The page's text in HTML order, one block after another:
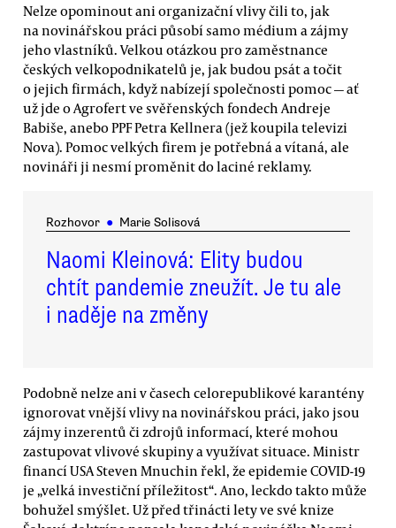
Nelze opominout ani organizační vlivy čili to, jak
na novinářskou práci působí samo médium a zájmy
jeho vlastníků. Velkou otázkou pro zaměstnance
českých velkopodnikatelů je, jak budou psát a točit
o jejich firmách, když nabízejí společnosti pomoc — ať
už jde o Agrofert ve svěřenských fondech Andreje
Babiše, anebo PPF Petra Kellnera (jež koupila televizi
Nova). Pomoc velkých firem je potřebná a vítaná, ale
novináři ji nesmí proměnit do laciné reklamy.
Rozhovor ● Marie Solisová
Naomi Kleinová: Elity budou
chtít pandemie zneužít. Je tu ale
i naděje na změny
Podobně nelze ani v časech celorepublikové karantény
ignorovat vnější vlivy na novinářskou práci, jako jsou
zájmy inzerentů či zdrojů informací, které mohou
zastupovat vlivové skupiny a využívat situace. Ministr
financí USA Steven Mnuchin řekl, že epidemie COVID-19
je „velká investiční příležitost“. Ano, leckdo takto může
bohužel smýšlet. Už před třinácti lety ve své knize